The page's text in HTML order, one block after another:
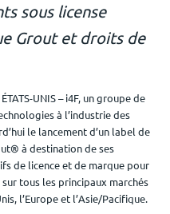
sous license
Grout et droits de
UNIS – i4F, un groupe de
à l’industrie des
le lancement d’un label de
à destination de ses
de licence et de marque pour
tous les principaux marchés
l’Europe et l’Asie/Pacifique.